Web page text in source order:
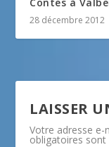
28 décembre 2012
LAISSER
Votre adresse e-
obligatoires